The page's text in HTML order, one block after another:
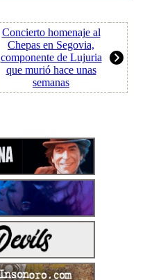
Concierto homenaje al
Chepas en Segovia,
componente de Lujuria
que murió hace unas
semanas